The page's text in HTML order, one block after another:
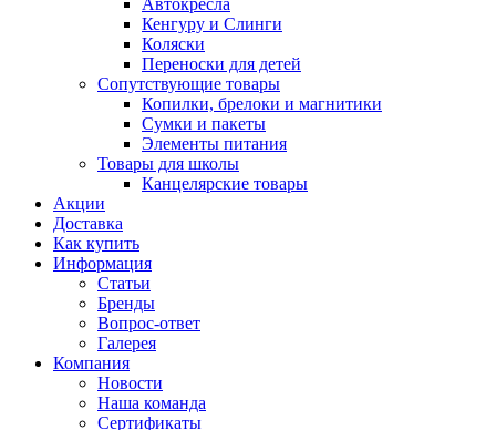
Автокресла
Кенгуру и Слинги
Коляски
Переноски для детей
Сопутствующие товары
Копилки, брелоки и магнитики
Сумки и пакеты
Элементы питания
Товары для школы
Канцелярские товары
Акции
Доставка
Как купить
Информация
Статьи
Бренды
Вопрос-ответ
Галерея
Компания
Новости
Наша команда
Сертификаты